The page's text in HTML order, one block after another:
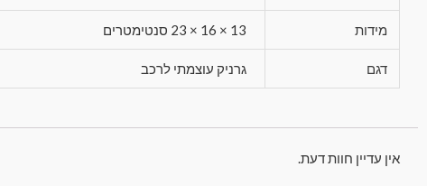
מידות 13 × 16 × 23 סנטימטרים
דגם גרניק עוצמתי לרכב
אין עדיין חוות דעת.